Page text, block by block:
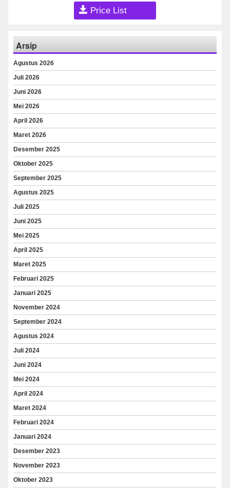
Price List
Arsip
Agustus 2026
Juli 2026
Juni 2026
Mei 2026
April 2026
Maret 2026
Desember 2025
Oktober 2025
September 2025
Agustus 2025
Juli 2025
Juni 2025
Mei 2025
April 2025
Maret 2025
Februari 2025
Januari 2025
November 2024
September 2024
Agustus 2024
Juli 2024
Juni 2024
Mei 2024
April 2024
Maret 2024
Februari 2024
Januari 2024
Desember 2023
November 2023
Oktober 2023